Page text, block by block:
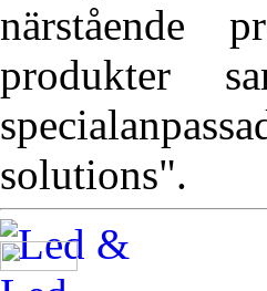
närstående
produkter
solutions".